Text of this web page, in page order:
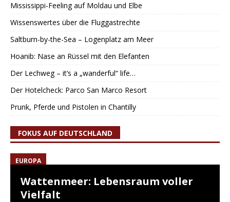
Mississippi-Feeling auf Moldau und Elbe
Wissenswertes über die Fluggastrechte
Saltburn-by-the-Sea – Logenplatz am Meer
Hoanib: Nase an Rüssel mit den Elefanten
Der Lechweg – it’s a „wanderful“ life…
Der Hotelcheck: Parco San Marco Resort
Prunk, Pferde und Pistolen in Chantilly
FOKUS AUF DEUTSCHLAND
EUROPA
Wattenmeer: Lebensraum voller
Vielfalt